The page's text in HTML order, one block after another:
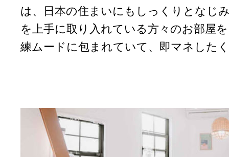
は、日本の住まいにもしっくりとなじ
を上手に取り入れている方々のお部屋
練ムードに包まれていて、即マネした